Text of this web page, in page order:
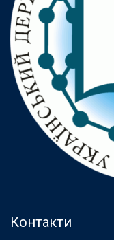
Контакти